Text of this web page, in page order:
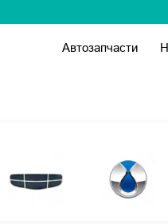
Автозапчасти